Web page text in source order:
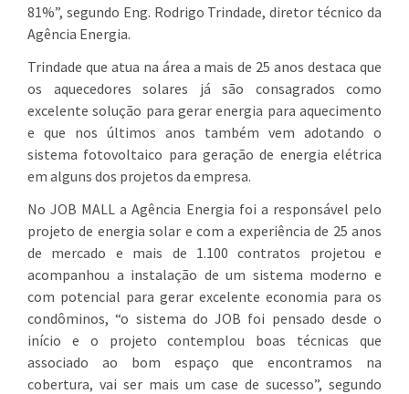
81%”, segundo Eng. Rodrigo Trindade, diretor técnico da
Agência Energia.
Trindade que atua na área a mais de 25 anos destaca que
os aquecedores solares já são consagrados como
excelente solução para gerar energia para aquecimento
e que nos últimos anos também vem adotando o
sistema fotovoltaico para geração de energia elétrica
em alguns dos projetos da empresa.
No JOB MALL a Agência Energia foi a responsável pelo
projeto de energia solar e com a experiência de 25 anos
de mercado e mais de 1.100 contratos projetou e
acompanhou a instalação de um sistema moderno e
com potencial para gerar excelente economia para os
condôminos, “o sistema do JOB foi pensado desde o
início e o projeto contemplou boas técnicas que
associado ao bom espaço que encontramos na
cobertura, vai ser mais um case de sucesso”, segundo